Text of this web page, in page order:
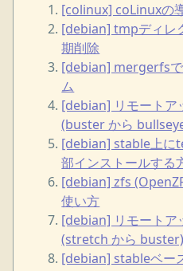
[colinux] coLinuxの
[debian] tmpディレ
期削除
[debian] mergerfs
ム
[debian] リモートア
(buster から
[debian] stable上に
部インストールする
[debian] zfs
使い方
[debian] リモートア
(stretch から buster)
[debian] stableベー